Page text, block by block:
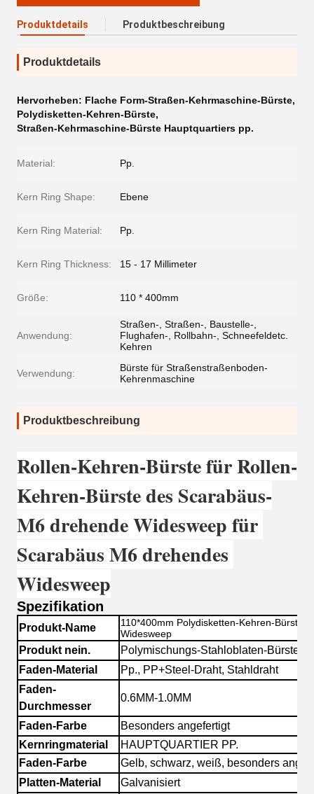
Produktdetails Produktbeschreibung
Produktdetails
Hervorheben: Flache Form-Straßen-Kehrmaschine-Bürste,
Polydisketten-Kehren-Bürste,
Straßen-Kehrmaschine-Bürste Hauptquartiers pp.
Material: Pp.
Kern Ring Shape: Ebene
Kern Ring Material: Pp.
Kern Ring Thickness: 15 - 17 Millimeter
Größe: 110 * 400mm
Anwendung:
Straßen-, Straßen-, Baustelle-,
Flughafen-, Rollbahn-, Schneefeldetc.
Kehren
Verwendung:
Bürste für Straßenstraßenboden-
Kehrenmaschine
Produktbeschreibung
Rollen-Kehren-Bürste für Rollen-
Kehren-Bürste des Scarabäus-
M6 drehende Widesweep für
Scarabäus M6 drehendes
Widesweep
Spezifikation
Produkt-Name
110*400mm Polydisketten-Kehren-Bürste
Widesweep
Produkt nein.
Polymischungs-Stahloblaten-Bürste
Faden-Material
Pp., PP+Steel-Draht, Stahldraht
Faden-
Durchmesser
0.6MM-1.0MM
Faden-Farbe
Besonders angefertigt
Kernringmaterial
HAUPTQUARTIER PP.
Faden-Farbe
Gelb, schwarz, weiß, besonders
Platten-Material
Galvanisiert